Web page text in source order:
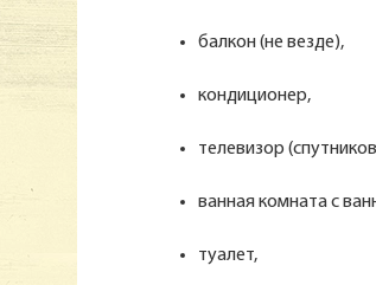
балкон (не везде),
кондиционер,
телевизор
ванная комната с
туалет,